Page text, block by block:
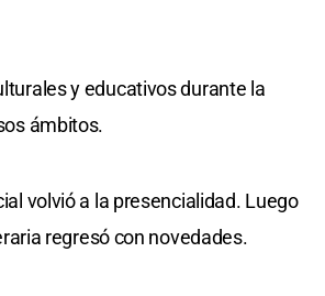
y educativos durante la
ámbitos.
volvió a la presencialidad. Luego
regresó con novedades.